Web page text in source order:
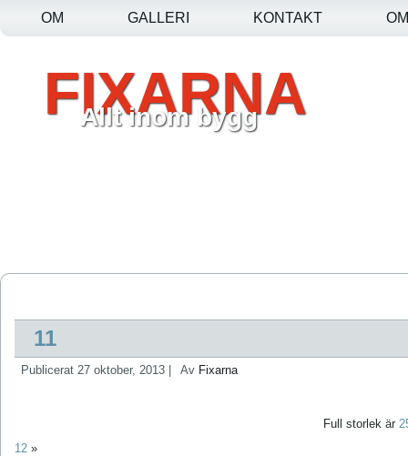
OM GALLERI KONTAKT
FIXARNA
Allt inom bygg
11
Publicerat 27 oktober, 2013 Av Fixarna
Full storlek är
12 »